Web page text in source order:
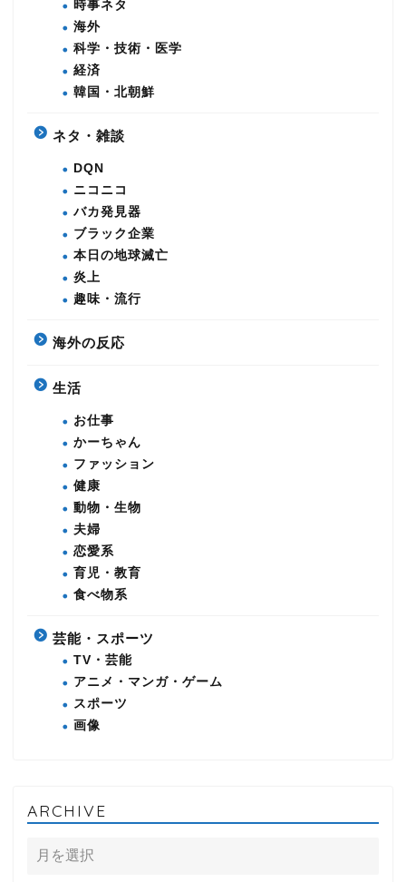
時事ネタ
海外
科学・技術・医学
経済
韓国・北朝鮮
ネタ・雑談
DQN
ニコニコ
バカ発見器
ブラック企業
本日の地球滅亡
炎上
趣味・流行
海外の反応
生活
お仕事
かーちゃん
ファッション
健康
動物・生物
夫婦
恋愛系
育児・教育
食べ物系
芸能・スポーツ
TV・芸能
アニメ・マンガ・ゲーム
スポーツ
画像
ARCHIVE